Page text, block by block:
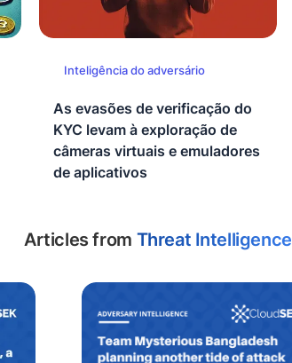
Inteligência do adversário
As evasões de verificação do
KYC levam à exploração de
câmeras virtuais e emuladores
de aplicativos
Articles from Threat Intelligence